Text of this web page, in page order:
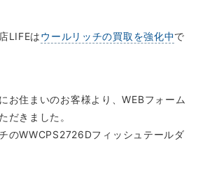
LIFEはウールリッチの買取を強化中で
お住まいのお客様より、WEBフォーム
だきました。
のWWCPS2726Dフィッシュテールダ